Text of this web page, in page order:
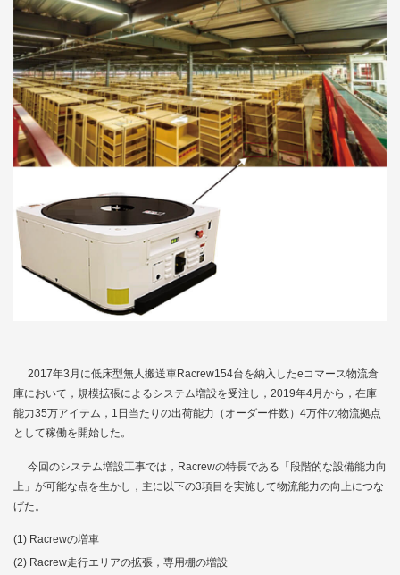
2017年3月に低床型無人搬送車Racrew154台を納入したeコマース物流倉
庫において，規模拡張によるシステム増設を受注し，2019年4月から，在庫
能力35万アイテム，1日当たりの出荷能力（オーダー件数）4万件の物流拠点
として稼働を開始した。
今回のシステム増設工事では，Racrewの特長である「段階的な設備能力向
上」が可能な点を生かし，主に以下の3項目を実施して物流能力の向上につな
げた。
Racrewの増車
Racrew走行エリアの拡張，専用棚の増設